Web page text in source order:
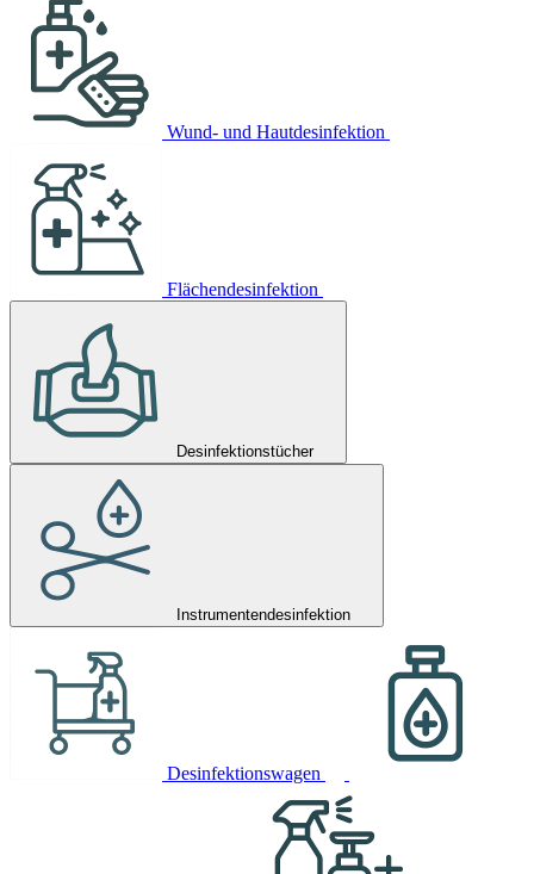
Wund- und Hautdesinfektion
Flächendesinfektion
Desinfektionstücher
Instrumentendesinfektion
Desinfektionswagen